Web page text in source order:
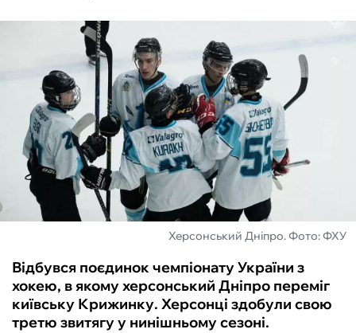
КІБЕРСПОРТ
ФУТЗАЛ
ІНШІ
БУКМЕКЕРИ
Херсонський Дніпро. Фото: ФХУ
Відбувся поєдинок чемпіонату України з
хокею, в якому херсонський Дніпро переміг
київську Крижинку. Херсонці здобули свою
третю звитягу у нинішньому сезоні.